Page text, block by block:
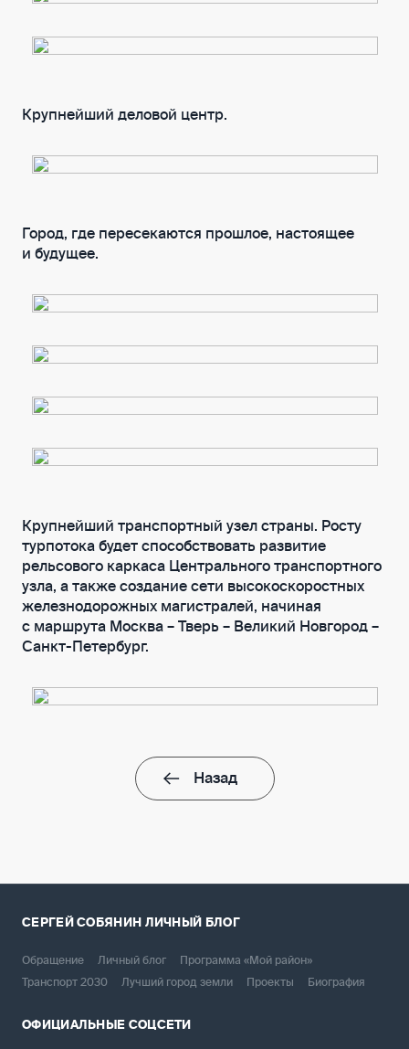
Крупнейший деловой центр.
Город, где пересекаются прошлое, настоящее
и будущее.
Крупнейший транспортный узел страны. Росту
турпотока будет способствовать развитие
рельсового каркаса Центрального транспортного
узла, а также создание сети высокоскоростных
железнодорожных магистралей, начиная
с маршрута Москва – Тверь – Великий Новгород –
Санкт-Петербург.
Назад
СЕРГЕЙ СОБЯНИН ЛИЧНЫЙ БЛОГ
Обращение Личный блог
Программа «Мой район»
Транспорт 2030
Лучший город земли Проекты Биография
ОФИЦИАЛЬНЫЕ СОЦСЕТИ